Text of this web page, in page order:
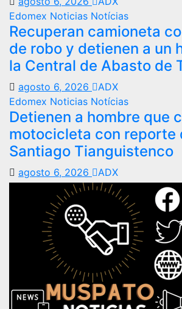
Edomex Noticias Notícias
Recuperan camioneta
de robo y detienen a un
la Central de Abasto de
agosto 6, 2026
ADX
Edomex Noticias Notícias
Detienen a hombre que
motocicleta con reporte
Santiago Tianguistenco
agosto 6, 2026 ADX